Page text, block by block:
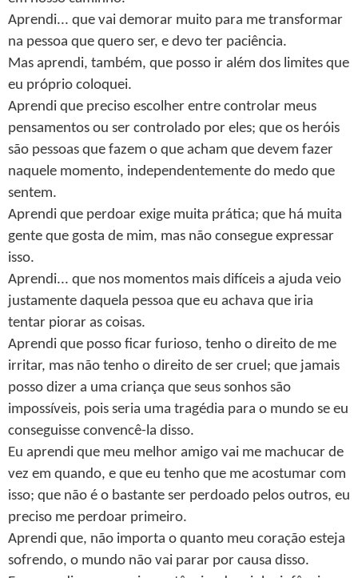
Aprendi... que vai demorar muito para me transformar
na pessoa que quero ser, e devo ter paciência.
Mas aprendi, também, que posso ir além dos limites que
eu próprio coloquei.
Aprendi que preciso escolher entre controlar meus
pensamentos ou ser controlado por eles; que os heróis
são pessoas que fazem o que acham que devem fazer
naquele momento, independentemente do medo que
sentem.
Aprendi que perdoar exige muita prática; que há muita
gente que gosta de mim, mas não consegue expressar
isso.
Aprendi... que nos momentos mais difíceis a ajuda veio
justamente daquela pessoa que eu achava que iria
tentar piorar as coisas.
Aprendi que posso ficar furioso, tenho o direito de me
irritar, mas não tenho o direito de ser cruel; que jamais
posso dizer a uma criança que seus sonhos são
impossíveis, pois seria uma tragédia para o mundo se eu
conseguisse convencê-la disso.
Eu aprendi que meu melhor amigo vai me machucar de
vez em quando, e que eu tenho que me acostumar com
isso; que não é o bastante ser perdoado pelos outros, eu
preciso me perdoar primeiro.
Aprendi que, não importa o quanto meu coração esteja
sofrendo, o mundo não vai parar por causa disso.